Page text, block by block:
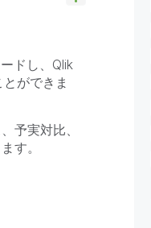
ドし、Qlik
ができま
予実対比、
す。